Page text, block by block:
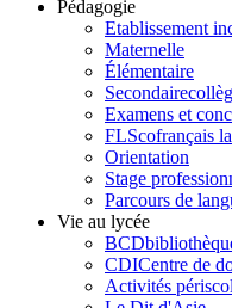
Pédagogie
Etablissement
Maternelle
Élémentaire
Secondaire
Examens et
FLScofrançais
Orientation
Stage
Parcours de
Vie au lycée
BCD
CDICentre de
Activités